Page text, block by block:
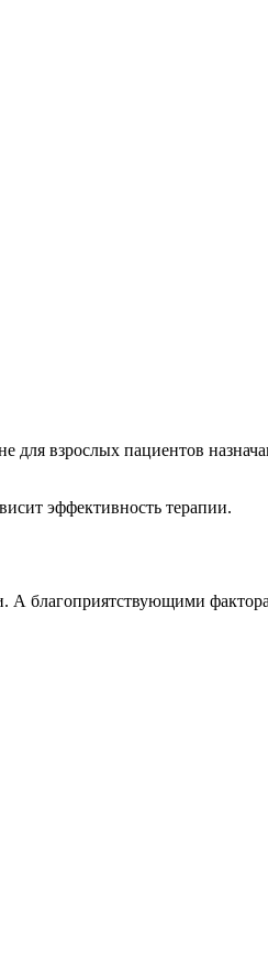
для взрослых пациентов
эффективность терапии.
А благоприятствующими